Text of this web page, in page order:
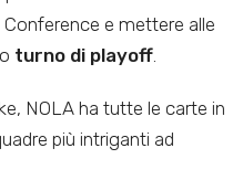
e mettere alle
turno di playoff
NOLA ha tutte le carte in
più intriganti ad